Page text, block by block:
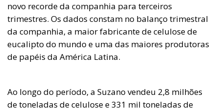
novo recorde da companhia para terceiros
trimestres. Os dados constam no balanço trimestral
da companhia, a maior fabricante de celulose de
eucalipto do mundo e uma das maiores produtoras
de papéis da América Latina.
Ao longo do período, a Suzano vendeu 2,8 milhões
de toneladas de celulose e 331 mil toneladas de